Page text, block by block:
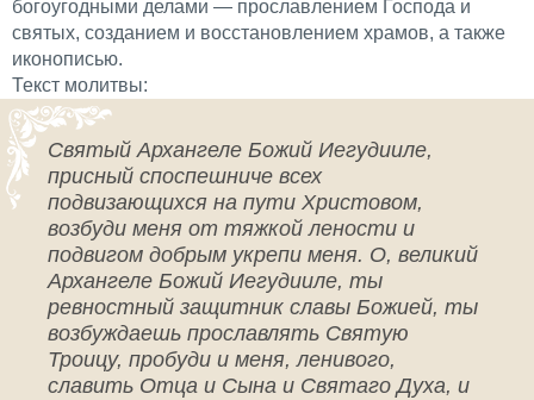
богоугодными делами — прославлением Господа и
святых, созданием и восстановлением храмов, а также
иконописью.
Текст молитвы:
Святый Архангеле Божий Иегудииле,
присный споспешниче всех
подвизающихся на пути Христовом,
возбуди меня от тяжкой лености и
подвигом добрым укрепи меня. О, великий
Архангеле Божий Иегудииле, ты
ревностный защитник славы Божией, ты
возбуждаешь прославлять Святую
Троицу, пробуди и меня, ленивого,
славить Отца и Сына и Святаго Духа, и